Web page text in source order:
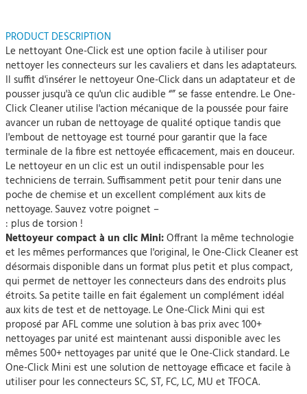
PRODUCT DESCRIPTION
Le nettoyant One-Click est une option facile à utiliser pour
nettoyer les connecteurs sur les cavaliers et dans les adaptateurs.
Il suffit d'insérer le nettoyeur One-Click dans un adaptateur et de
pousser jusqu'à ce qu'un clic audible “” se fasse entendre. Le One-
Click Cleaner utilise l'action mécanique de la poussée pour faire
avancer un ruban de nettoyage de qualité optique tandis que
l'embout de nettoyage est tourné pour garantir que la face
terminale de la fibre est nettoyée efficacement, mais en douceur.
Le nettoyeur en un clic est un outil indispensable pour les
techniciens de terrain. Suffisamment petit pour tenir dans une
poche de chemise et un excellent complément aux kits de
nettoyage. Sauvez votre poignet –
: plus de torsion !
Nettoyeur compact à un clic Mini:Offrant la même technologie
et les mêmes performances que l'original, le One-Click Cleaner est
désormais disponible dans un format plus petit et plus compact,
qui permet de nettoyer les connecteurs dans des endroits plus
étroits. Sa petite taille en fait également un complément idéal
aux kits de test et de nettoyage. Le One-Click Mini qui est
proposé par AFL comme une solution à bas prix avec 100+
nettoyages par unité est maintenant aussi disponible avec les
mêmes 500+ nettoyages par unité que le One-Click standard. Le
One-Click Mini est une solution de nettoyage efficace et facile à
utiliser pour les connecteurs SC, ST, FC, LC, MU et TFOCA.